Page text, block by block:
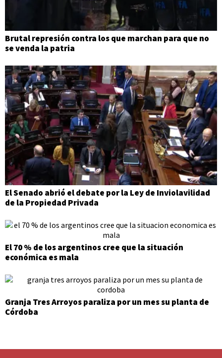
Brutal represión contra los que marchan para que no
se venda la patria
El Senado abrió el debate por la Ley de Inviolavilidad
de la Propiedad Privada
El 70 % de los argentinos cree que la situación
económica es mala
Granja Tres Arroyos paraliza por un mes su planta de
Córdoba